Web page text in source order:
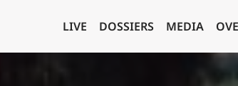
LIVE DOSSIERS MEDIA